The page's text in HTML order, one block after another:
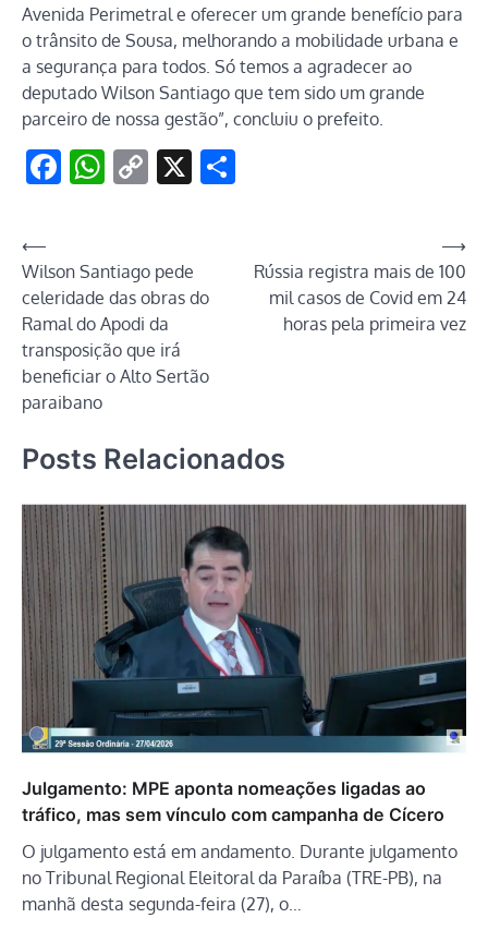
Avenida Perimetral e oferecer um grande benefício para
o trânsito de Sousa, melhorando a mobilidade urbana e
a segurança para todos. Só temos a agradecer ao
deputado Wilson Santiago que tem sido um grande
parceiro de nossa gestão”, concluiu o prefeito.
Facebook
WhatsApp
Copy
X
Navegação
de
Post
⟵
Wilson Santiago pede
celeridade das obras do
Ramal do Apodi da
transposição que irá
beneficiar o Alto Sertão
paraibano
Rússia registra mais de 100
mil casos de Covid em 24
horas pela primeira vez
⟶
Posts Relacionados
Julgamento: MPE aponta nomeações ligadas ao
tráfico, mas sem vínculo com campanha de Cícero
O julgamento está em andamento. Durante julgamento
no Tribunal Regional Eleitoral da Paraíba (TRE-PB), na
manhã desta segunda-feira (27), o…